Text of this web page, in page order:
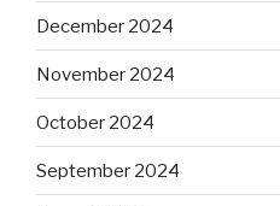
December 2024
November 2024
October 2024
September 2024